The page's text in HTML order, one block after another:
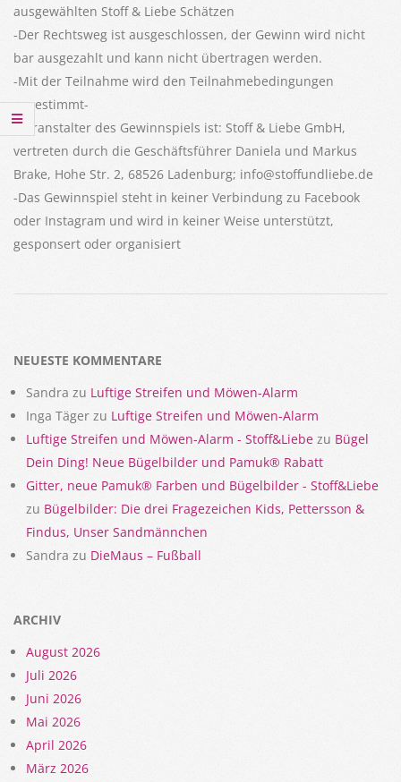
ausgewählten Stoff & Liebe Schätzen
-Der Rechtsweg ist ausgeschlossen, der Gewinn wird nicht
bar ausgezahlt und kann nicht übertragen werden.
-Mit der Teilnahme wird den Teilnahmebedingungen
zugestimmt-
-Veranstalter des Gewinnspiels ist: Stoff & Liebe GmbH,
vertreten durch die Geschäftsführer Daniela und Markus
Brake, Hohe Str. 2, 68526 Ladenburg; info@stoffundliebe.de
-Das Gewinnspiel steht in keiner Verbindung zu Facebook
oder Instagram und wird in keiner Weise unterstützt,
gesponsert oder organisiert
NEUESTE KOMMENTARE
Sandra zu Luftige Streifen und Möwen-Alarm
Inga Täger zu Luftige Streifen und Möwen-Alarm
Luftige Streifen und Möwen-Alarm - Stoff&Liebe zu Bügel
Dein Ding! Neue Bügelbilder und Pamuk® Rabatt
Gitter, neue Pamuk® Farben und Bügelbilder - Stoff&Liebe
zu Bügelbilder: Die drei Fragezeichen Kids, Pettersson &
Findus, Unser Sandmännchen
Sandra zu DieMaus – Fußball
ARCHIV
August 2026
Juli 2026
Juni 2026
Mai 2026
April 2026
März 2026